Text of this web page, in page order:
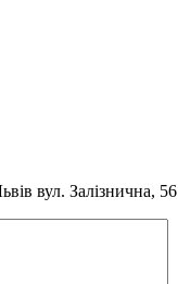
вул. Залізнична, 56